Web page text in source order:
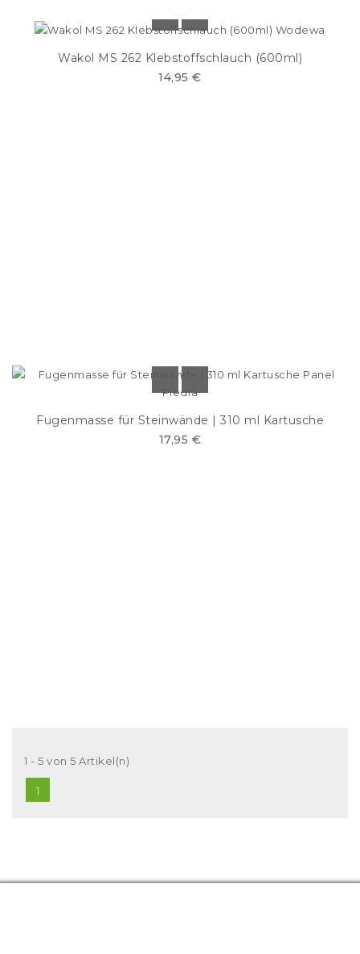
Wakol MS 262 Klebstoffschlauch (600ml)
14,95 €
Fugenmasse für Steinwände | 310 ml Kartusche
17,95 €
1 - 5 von 5 Artikel(n)
1